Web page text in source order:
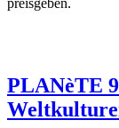
preisgeben.
PLANèTE